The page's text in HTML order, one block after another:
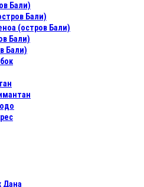
Бали)
Бали)
(остров Бали)
Бали)
Бали)
Дана